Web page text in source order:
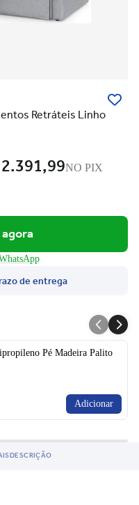
Retráteis Linho
NO PIX
de entrega
Pé Madeira Palito
Adicionar
DESCRIÇÃO